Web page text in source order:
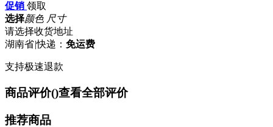
促销 领取
选择颜色 尺寸
请选择收货地址
湖南省|快递： 免运费
支持极速退款
商品评价()查看全部评价
推荐商品